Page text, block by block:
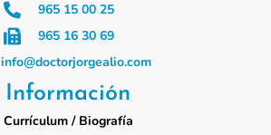
965 15 00 25
965 16 30 69
info@doctorjorgealio.com
Información
Currículum / Biografía